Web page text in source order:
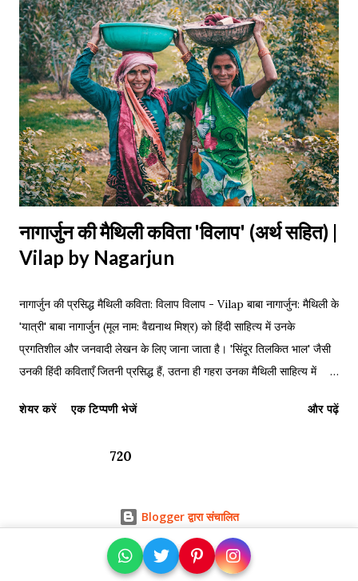
किया है। विशेष (Key Points): 1. भाषा सरल और तत्सम प्रधान है। 2. प्रकृति
का मानवीकरण किया गया है। नीचे हम पूरी कविता का Stanza-wise Meaning
(पद-व्याख्या) और शब्दार्थ प्रस्तुत कर रहे हैं। 1. हिमालय और मा...
नागार्जुन की मैथिली कविता 'विलाप' (अर्थ सहित) |
Vilap by Nagarjun
नागार्जुन की प्रसिद्ध मैथिली कविता: विलाप विलाप - Vilap बाबा नागार्जुन: मैथिली के
'यात्री' बाबा नागार्जुन (मूल नाम: वैद्यनाथ मिश्र) को हिंदी साहित्य में उनके
प्रगतिशील और जनवादी लेखन के लिए जाना जाता है। 'सिंदूर तिलकित भाल' जैसी
उनकी हिंदी कविताएँ जितनी प्रसिद्ध हैं, उतना ही गहरा उनका मैथिली साहित्य में
मैथिली कविताओं में ग्रामीण जीवन, सामाजिक कुरीतियों और मानवीय संवेदनाओं का
मैथिली साहित्य की एक अत्यंत मार्मिक और प्रसिद्ध कविता है। यह कविता, उनकी
'विलाप' का मुख्य विषय समाज की सबसे दर्दनाक कुरीतियों में से एक— बाल विवाह
(Child Marriage) —और उसके फलस्वरूप मिलने वाले वैधव्य
(Widowhood) की पीड़ा है। यह कविता एक ऐसी ही बाल विधवा की मनोदशा का
सजीव चित्रण करती है। नान्हिटा छलौँ, दूध पिबैत रही राजा-रानीक कथा सुनैत रही
शेयर करें एक टिप्पणी भेजें और पढ़ें
720
Blogger द्वारा संचालित
Blogarama - Blog Directory